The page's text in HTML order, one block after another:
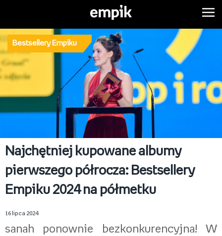
Bestsellery Empiku
Najchętniej kupowane albumy
pierwszego półrocza: Bestsellery
Empiku 2024 na półmetku
16 lipca 2024
sanah ponownie bezkonkurencyjna! W